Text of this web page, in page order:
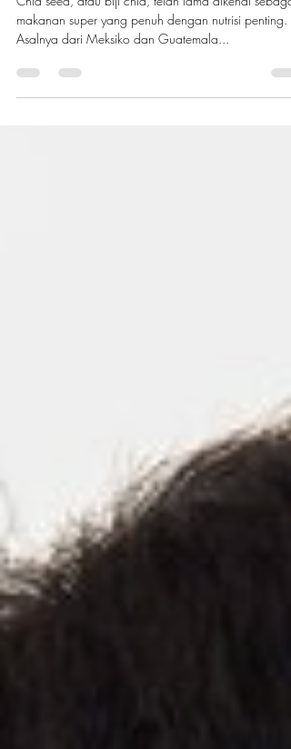
Masyarakat Indonesia
Chia seed, atau biji chia, telah lama dikenal sebagai
makanan super yang penuh dengan nutrisi penting.